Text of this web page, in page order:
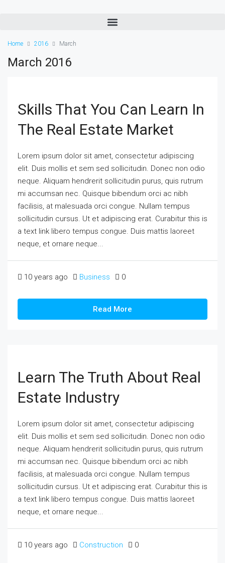
Home 2016 March
March 2016
Skills That You Can Learn In
The Real Estate Market
Lorem ipsum dolor sit amet, consectetur adipiscing
elit. Duis mollis et sem sed sollicitudin. Donec non odio
neque. Aliquam hendrerit sollicitudin purus, quis rutrum
mi accumsan nec. Quisque bibendum orci ac nibh
facilisis, at malesuada orci congue. Nullam tempus
sollicitudin cursus. Ut et adipiscing erat. Curabitur this is
a text link libero tempus congue. Duis mattis laoreet
neque, et ornare neque...
10 years ago Business 0
Read More
Learn The Truth About Real
Estate Industry
Lorem ipsum dolor sit amet, consectetur adipiscing
elit. Duis mollis et sem sed sollicitudin. Donec non odio
neque. Aliquam hendrerit sollicitudin purus, quis rutrum
mi accumsan nec. Quisque bibendum orci ac nibh
facilisis, at malesuada orci congue. Nullam tempus
sollicitudin cursus. Ut et adipiscing erat. Curabitur this is
a text link libero tempus congue. Duis mattis laoreet
neque, et ornare neque...
10 years ago Construction 0